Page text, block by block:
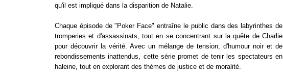
qu'il est impliqué dans la disparition de Natalie.
Chaque épisode de "Poker Face" entraîne le public dans des labyrinthes de
tromperies et d'assassinats, tout en se concentrant sur la quête de Charlie
pour découvrir la vérité. Avec un mélange de tension, d'humour noir et de
rebondissements inattendus, cette série promet de tenir les spectateurs en
haleine, tout en explorant des thèmes de justice et de moralité.